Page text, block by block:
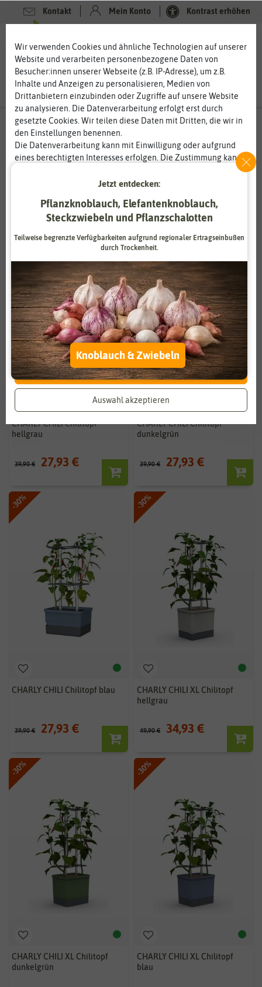
Kontakt Mein Konto Kontrast erhöhen
Suchergebnisse fürCharly Chili(7Treffer)
-30%
CHARLY CHILI Chilitopf
hellgrau
39,90 € 27,93 €
-30%
CHARLY CHILI Chilitopf
dunkelgrün
39,90 € 27,93 €
-30%
CHARLY CHILI Chilitopf blau
39,90 € 27,93 €
-30%
CHARLY CHILI XL Chilitopf
hellgrau
49,90 € 34,93 €
-30%
CHARLY CHILI XL Chilitopf
dunkelgrün
-30%
CHARLY CHILI XL Chilitopf
blau
Filter
Wir verwenden Cookies und ähnliche Technologien auf unserer
Website und verarbeiten personenbezogene Daten von
Besucher:innen unserer Webseite (z.B. IP-Adresse), um z.B.
Inhalte und Anzeigen zu personalisieren, Medien von
Drittanbietern einzubinden oder Zugriffe auf unsere Website
zu analysieren. Die Datenverarbeitung erfolgt erst durch
gesetzte Cookies. Wir teilen diese Daten mit Dritten, die wir in
den Einstellungen benennen.
Die Datenverarbeitung kann mit Einwilligung oder aufgrund
eines berechtigten Interesses erfolgen. Die Zustimmung kann
einzuwilligen und die Einwilligung zu einem späteren
Informationen zur Verwendung personenbezogener Daten und
den Diensten erklären wir in unsererDaten­schutz­erklärung
Statistik
Zahlungsdienstleister Marketing
Externe Medien Funktional
Weitere Einstellungen
Alle akzeptieren
Alle ablehnen
Auswahl akzeptieren
Jetzt entdecken:
Pflanzknoblauch, Elefantenknoblauch,
Steckzwiebeln und Pflanzschalotten
Teilweise begrenzte Verfügbarkeiten aufgrund regionaler Ertragseinbußen
durch Trockenheit.
Knoblauch & Zwiebeln